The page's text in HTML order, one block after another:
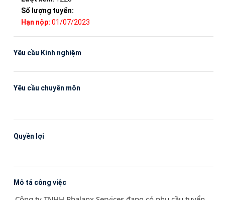
Số lượng tuyển:
Hạn nộp: 01/07/2023
Yêu cầu Kinh nghiệm
Yêu cầu chuyên môn
Quyền lợi
Mô tả công việc